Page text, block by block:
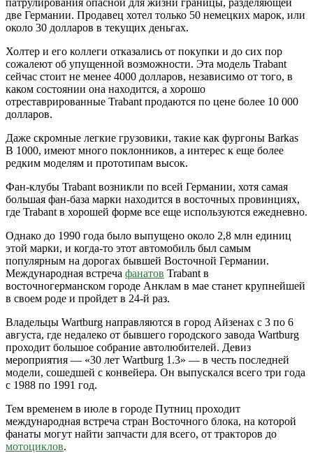
две Германии. Продавец хотел только 50 немецких марок, или
около 30 долларов в текущих деньгах.
Холтер и его коллеги отказались от покупки и до сих пор
сожалеют об упущенной возможности. Эта модель Trabant
сейчас стоит не менее 4000 долларов, независимо от того, в
каком состоянии она находится, а хорошо
отреставрированные Trabant продаются по цене более 10 000
долларов.
Даже скромные легкие грузовики, такие как фургоны Barkas
B 1000, имеют много поклонников, а интерес к еще более
редким моделям и прототипам высок.
Фан-клубы Trabant возникли по всей Германии, хотя самая
большая фан-база марки находится в восточных провинциях,
где Trabant в хорошей форме все еще используются ежедневно.
Однако до 1990 года было выпущено около 2,8 млн единиц
этой марки, и когда-то этот автомобиль был самым
популярным на дорогах бывшей Восточной Германии.
Международная встреча фанатов Trabant в
восточногерманском городе Анклам в мае станет крупнейшей
в своем роде и пройдет в 24-й раз.
Владельцы Wartburg направляются в город Айзенах с 3 по 6
августа, где недалеко от бывшего городского завода Wartburg
проходит большое собрание автолюбителей. Девиз
мероприятия — «30 лет Wartburg 1.3» — в честь последней
модели, сошедшей с конвейера. Он выпускался всего три года
с 1988 по 1991 год.
Тем временем в июле в городе Путниц проходит
международная встреча стран Восточного блока, на которой
фанаты могут найти запчасти для всего, от тракторов до
мотоциклов.